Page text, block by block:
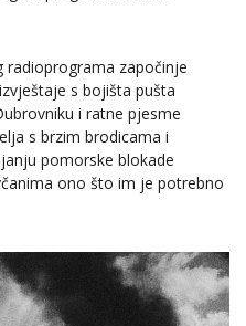
započinje
s bojišta pušta
i ratne pjesme
s brzim brodicama i
pomorske blokade
ono što im je potrebno